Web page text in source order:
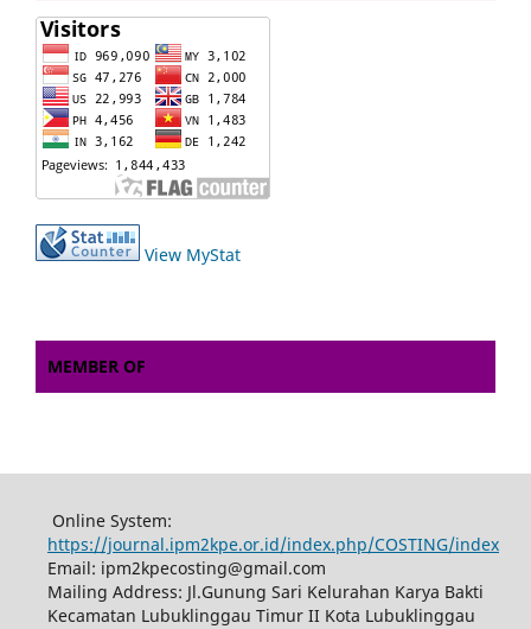
View MyStat
MEMBER OF
Online System:
https://journal.ipm2kpe.or.id/index.php/COSTING/index
Email: ipm2kpecosting@gmail.com
Mailing Address: Jl.Gunung Sari Kelurahan Karya Bakti
Kecamatan Lubuklinggau Timur II Kota Lubuklinggau